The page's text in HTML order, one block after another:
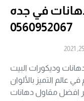
في جده
0560952067
وديكورات البيت
عالم التميز بالألوان
افضل مقاول دهانات